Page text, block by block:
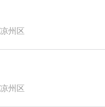
凉州区
凉州区